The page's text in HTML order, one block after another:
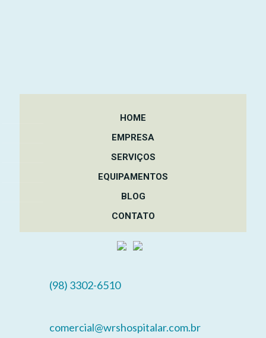
HOME
EMPRESA
SERVIÇOS
EQUIPAMENTOS
BLOG
CONTATO
(98) 3302-6510
comercial@wrshospitalar.com.br